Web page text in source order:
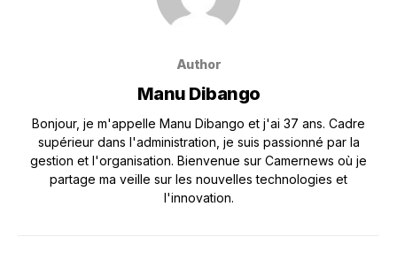
Author
Manu Dibango
Bonjour, je m'appelle Manu Dibango et j'ai 37 ans. Cadre
supérieur dans l'administration, je suis passionné par la
gestion et l'organisation. Bienvenue sur Camernews où je
partage ma veille sur les nouvelles technologies et
l'innovation.